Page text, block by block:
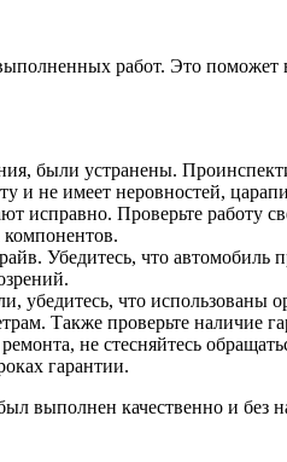
работ. Это поможет
были устранены.
и не имеет неровностей,
исправно. Проверьте работу
компонентов.
Убедитесь, что автомобиль
убедитесь, что использованы
Также проверьте наличие
не стесняйтесь
гарантии.
выполнен качественно и без